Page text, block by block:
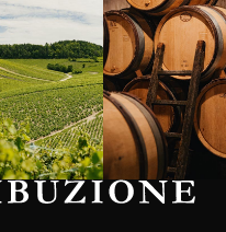
Borgogna,
Francia
Instagram